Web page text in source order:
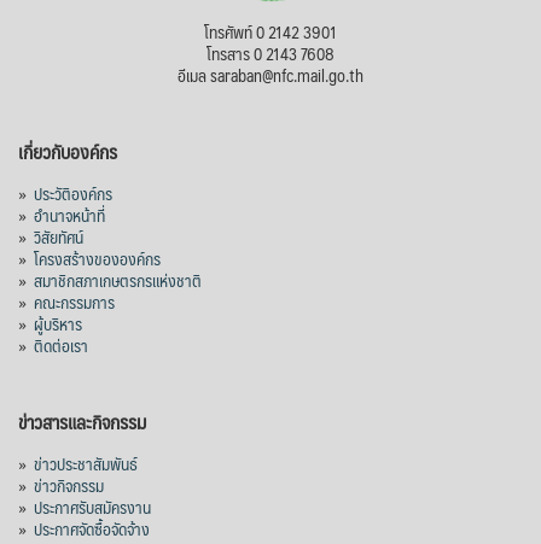
โทรศัพท์ 0 2142 3901
โทรสาร 0 2143 7608
อีเมล saraban@nfc.mail.go.th
เกี่ยวกับองค์กร
» ประวัติองค์กร
» อำนาจหน้าที่
» วิสัยทัศน์
» โครงสร้างขององค์กร
» สมาชิกสภาเกษตรกรแห่งชาติ
» คณะกรรมการ
» ผู้บริหาร
» ติดต่อเรา
ข่าวสารและกิจกรรม
» ข่าวประชาสัมพันธ์
» ข่าวกิจกรรม
» ประกาศรับสมัครงาน
» ประกาศจัดซื้อจัดจ้าง